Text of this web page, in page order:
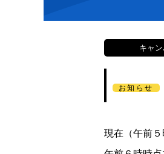
キャ
お知らせ
現在（午前